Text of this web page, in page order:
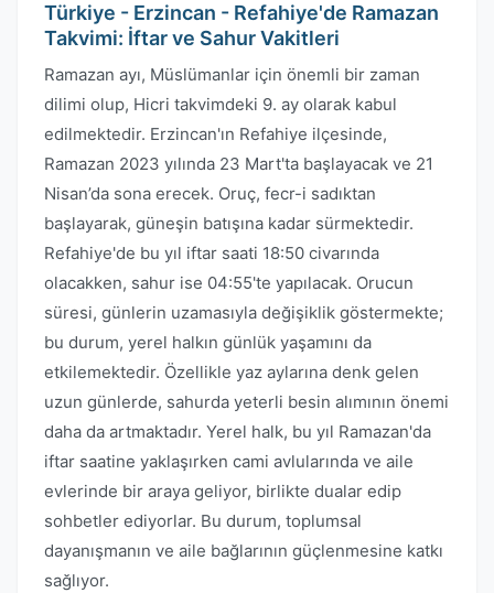
Türkiye - Erzincan - Refahiye'de Ramazan
Takvimi: İftar ve Sahur Vakitleri
Ramazan ayı, Müslümanlar için önemli bir zaman
dilimi olup, Hicri takvimdeki 9. ay olarak kabul
edilmektedir. Erzincan'ın Refahiye ilçesinde,
Ramazan 2023 yılında 23 Mart'ta başlayacak ve 21
Nisan’da sona erecek. Oruç, fecr-i sadıktan
başlayarak, güneşin batışına kadar sürmektedir.
Refahiye'de bu yıl iftar saati 18:50 civarında
olacakken, sahur ise 04:55'te yapılacak. Orucun
süresi, günlerin uzamasıyla değişiklik göstermekte;
bu durum, yerel halkın günlük yaşamını da
etkilemektedir. Özellikle yaz aylarına denk gelen
uzun günlerde, sahurda yeterli besin alımının önemi
daha da artmaktadır. Yerel halk, bu yıl Ramazan'da
iftar saatine yaklaşırken cami avlularında ve aile
evlerinde bir araya geliyor, birlikte dualar edip
sohbetler ediyorlar. Bu durum, toplumsal
dayanışmanın ve aile bağlarının güçlenmesine katkı
sağlıyor.